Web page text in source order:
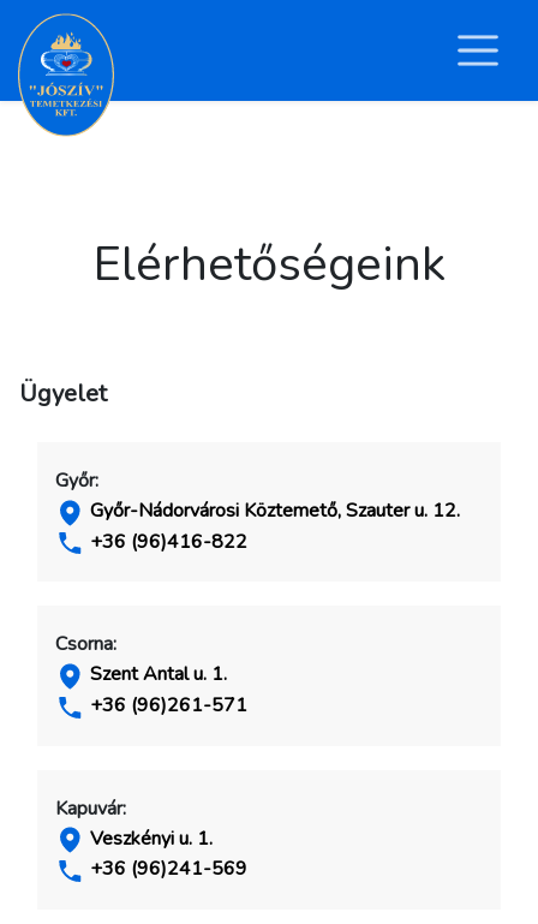
Elérhetőségeink
Ügyelet
Győr:
Győr-Nádorvárosi Köztemető, Szauter u. 12.
+36 (96)416-822
Csorna:
Szent Antal u. 1.
+36 (96)261-571
Kapuvár:
Veszkényi u. 1.
+36 (96)241-569